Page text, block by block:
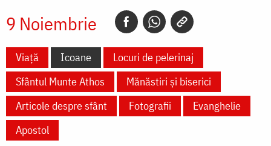
9 Noiembrie
Viață Icoane
Locuri de pelerinaj
Sfântul Munte Athos
Mănăstiri și biserici
Articole despre sfânt
Fotografii
Evanghelie
Apostol